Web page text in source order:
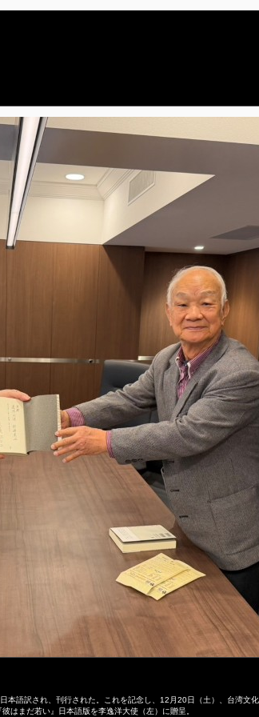
語訳され、刊行された。これを記念し、12月20日（土）、台湾文
はまだ若い』日本語版を李逸洋大使（左）に贈呈。